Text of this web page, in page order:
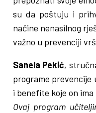
su da poštuju i
načine nenasilnog
važno u prevenciji
Sanela Pekić,
programe prevencije
i benefite koje on ima
Ovaj program